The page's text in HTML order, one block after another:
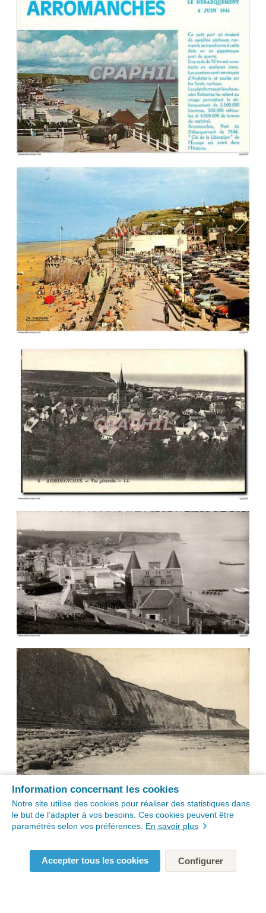
Information concernant les cookies
Notre site utilise des cookies pour réaliser des statistiques dans
le but de l’adapter à vos besoins. Ces cookies peuvent être
paramétrés selon vos préférences. En savoir plus
Accepter tous les cookies Configurer